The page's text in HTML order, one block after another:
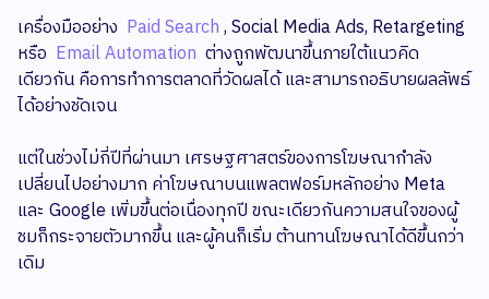
เครื่องมืออย่าง Paid Search, Social Media Ads, Retargeting
หรือ Email Automation ต่างถูกพัฒนาขึ้นภายใต้แนวคิด
เดียวกัน คือการทำการตลาดที่วัดผลได้ และสามารถอธิบายผลลัพธ์
ได้อย่างชัดเจน
แต่ในช่วงไม่กี่ปีที่ผ่านมา เศรษฐศาสตร์ของการโฆษณากำลัง
เปลี่ยนไปอย่างมาก ค่าโฆษณาบนแพลตฟอร์มหลักอย่าง Meta
และ Google เพิ่มขึ้นต่อเนื่องทุกปี ขณะเดียวกันความสนใจของผู้
ชมก็กระจายตัวมากขึ้น และผู้คนก็เริ่ม ต้านทานโฆษณาได้ดีขึ้นกว่า
เดิม